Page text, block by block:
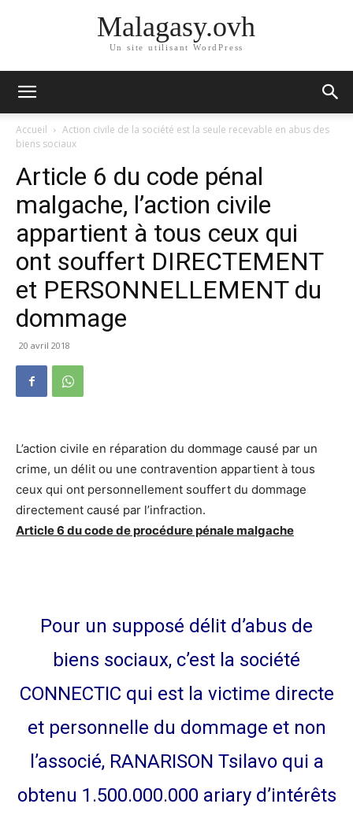
Malagasy.ovh
Un site utilisant WordPress
Accueil
Action civile de la société est la seule recevable en abus des
biens sociaux
Article 6 du code pénal
malgache, l’action civile
appartient à tous ceux qui
ont souffert DIRECTEMENT
et PERSONNELLEMENT du
dommage
20 avril 2018
L’action civile en réparation du dommage causé par un
crime, un délit ou une contravention appartient à tous
ceux qui ont personnellement souffert du dommage
directement causé par l’infraction.
Article 6 du code de procédure pénale malgache
Pour un supposé délit d’abus de
biens sociaux, c’est la société
CONNECTIC qui est la victime directe
et personnelle du dommage et non
l’associé, RANARISON Tsilavo qui a
obtenu 1.500.000.000 ariary d’intérêts